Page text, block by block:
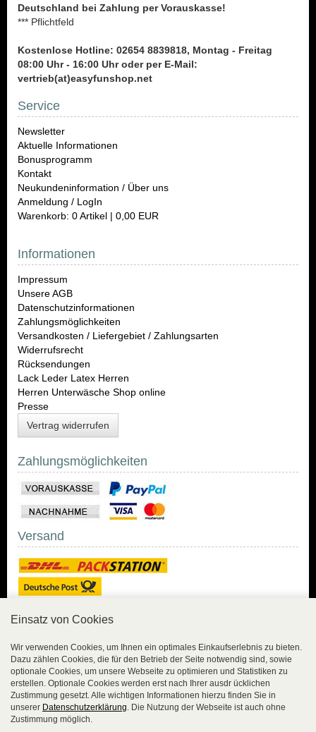
Deutschland bei Zahlung per Vorauskasse!
*** Pflichtfeld
Kostenlose Hotline: 02654 8839818, Montag - Freitag
08:00 Uhr - 16:00 Uhr oder per E-Mail:
vertrieb(at)easyfunshop.net
Service
Newsletter
Aktuelle Informationen
Bonusprogramm
Kontakt
Neukundeninformation / Über uns
Anmeldung / LogIn
Warenkorb: 0 Artikel | 0,00 EUR
Informationen
Impressum
Unsere AGB
Datenschutzinformationen
Zahlungsmöglichkeiten
Versandkosten / Liefergebiet / Zahlungsarten
Widerrufsrecht
Rücksendungen
Lack Leder Latex Herren
Herren Unterwäsche Shop online
Presse
Vertrag widerrufen
Zahlungsmöglichkeiten
Versand
Sicher Einkaufen mit
Trusted Shops und
Geld-zurück-Garantie.
Einsatz von Cookies
Wir verwenden Cookies, um Ihnen ein optimales Einkaufserlebnis zu bieten.
Dazu zählen Cookies, die für den Betrieb der Seite notwendig sind, sowie
optionale Cookies, um unsere Webseite zu optimieren und Statistiken zu
erstellen. Optionale Cookies werden erst nach Ihrer ausdr ücklichen
Zustimmung gesetzt. Alle wichtigen Informationen hierzu finden Sie in
unserer Datenschutzerklärung. Die Nutzung der Webseite ist auch ohne
Zustimmung möglich.